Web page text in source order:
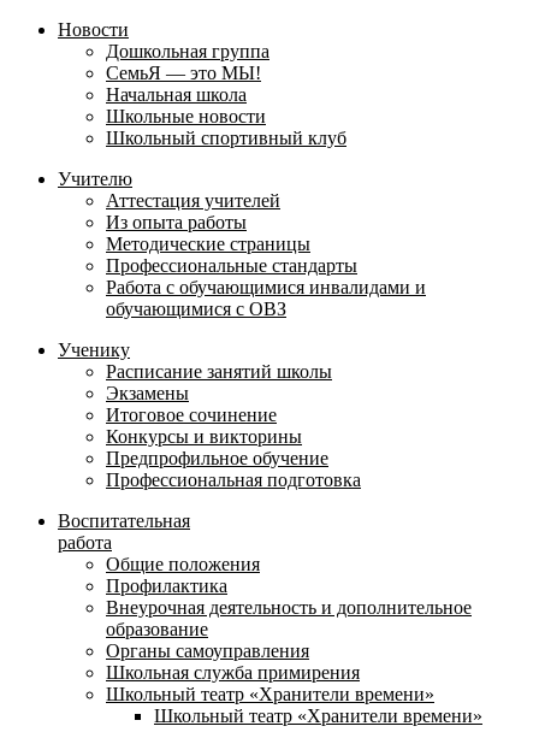
Новости
Дошкольная группа
СемьЯ — это МЫ!
Начальная школа
Школьные новости
Школьный спортивный клуб
Учителю
Аттестация учителей
Из опыта работы
Методические страницы
Профессиональные стандарты
Работа с обучающимися инвалидами и
обучающимися с ОВЗ
Ученику
Расписание занятий школы
Экзамены
Итоговое сочинение
Конкурсы и викторины
Предпрофильное обучение
Профессиональная подготовка
Воспитательная
работа
Общие положения
Профилактика
Внеурочная деятельность и дополнительное
образование
Органы самоуправления
Школьная служба примирения
Школьный театр «Хранители времени»
Школьный театр «Хранители времени»